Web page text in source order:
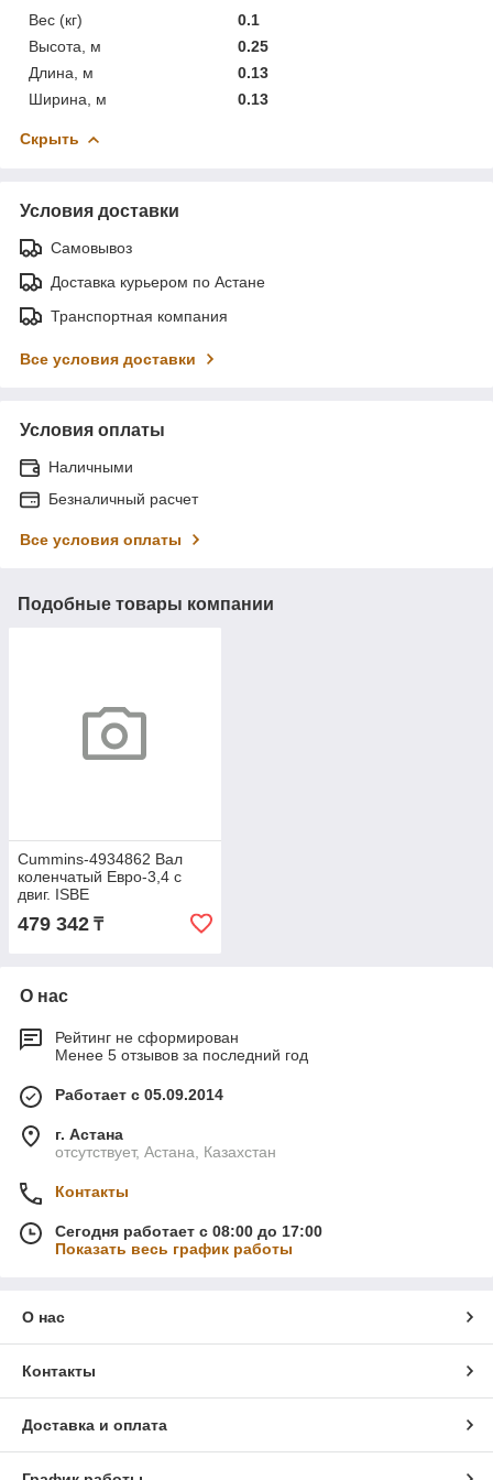
Вес (кг)
0.1
Высота, м
0.25
Длина, м
0.13
Ширина, м
0.13
Скрыть
Условия доставки
Самовывоз
Доставка курьером по Астане
Транспортная компания
Все условия доставки
Условия оплаты
Наличными
Безналичный расчет
Все условия оплаты
Подобные товары компании
Cummins-4934862 Вал
коленчатый Евро-3,4 с
двиг. ISBE
оригинал (Cummins)
479 342 ₸
О нас
Рейтинг не сформирован
Менее 5 отзывов за последний год
Работает с 05.09.2014
г. Астана
отсутствует, Астана, Казахстан
Контакты
Сегодня работает с 08:00 до 17:00
Показать весь график работы
О нас
Контакты
Доставка и оплата